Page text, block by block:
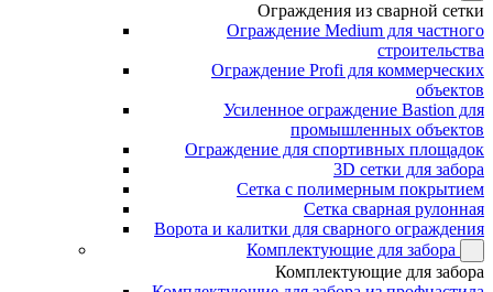
Ограждения из сварной сетки
Ограждение Medium для частного
строительства
Ограждение Profi для коммерческих
объектов
Усиленное ограждение Bastion для
промышленных объектов
Ограждение для спортивных площадок
3D сетки для забора
Сетка с полимерным покрытием
Сетка сварная рулонная
Ворота и калитки для сварного ограждения
Комплектующие для забора
Комплектующие для забора